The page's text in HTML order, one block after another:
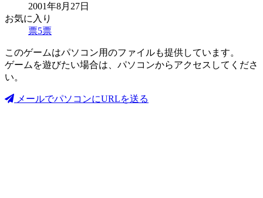
2001年8月27日
お気に入り
票5票
このゲームはパソコン用のファイルも提供しています。
ゲームを遊びたい場合は、パソコンからアクセスしてくださ
い。
メールでパソコンにURLを送る